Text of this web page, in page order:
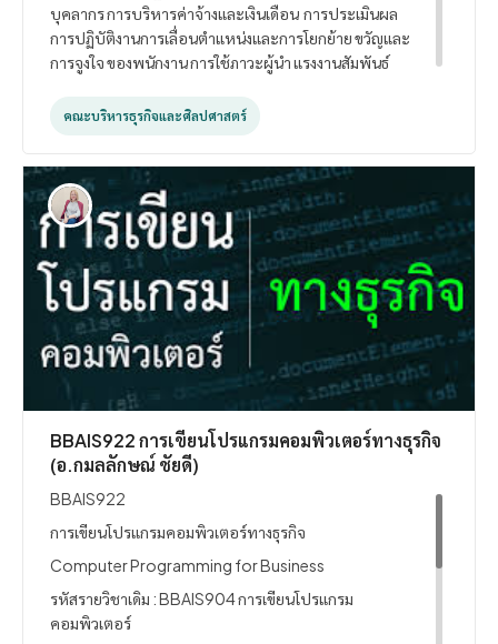
บุคลากร การบริหารค่าจ้างและเงินเดือน การประเมินผล
การปฏิบัติงานการเลื่อนตำแหน่งและการโยกย้าย ขวัญและ
การจูงใจ ของพนักงาน การใช้ภาวะผู้นำ แรงงานสัมพันธ์
อุบัติเหตุและความปลอดภัยจากการทำงาน จริยธรรมใน
คณะบริหารธุรกิจและศิลปศาสตร์
BBAIS922 การเขียนโปรแกรมคอมพิวเตอร์ทางธุรกิจ
(อ.กมลลักษณ์ ชัยดี)
BBAIS922
การเขียนโปรแกรมคอมพิวเตอร์ทางธุรกิจ
Computer Programming for Business
รหัสรายวิชาเดิม : BBAIS904 การเขียนโปรแกรม
คอมพิวเตอร์